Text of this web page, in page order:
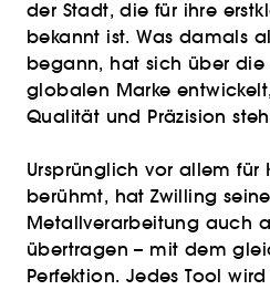
der Stadt, die für ihre
bekannt ist. Was damals
begann, hat sich über die
globalen Marke
Qualität und Präzision
Ursprünglich vor allem für
berühmt, hat Zwilling
Metallverarbeitung auch
übertragen – mit dem
Perfektion. Jedes Tool